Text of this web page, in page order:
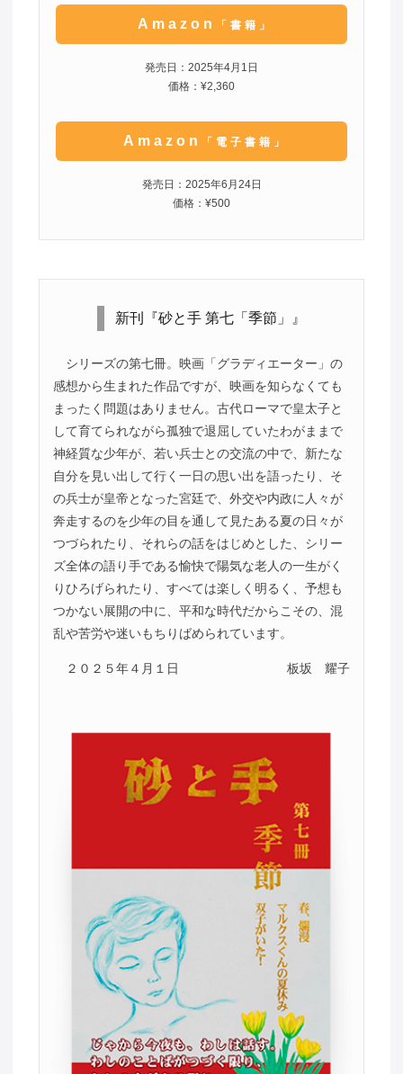
Amazon 「書籍」
発売日：2025年4月1日
価格：¥2,360
Amazon 「電子書籍」
発売日：2025年6月24日
価格：¥500
新刊『砂と手 第七「季節」』
シリーズの第七冊。映画「グラディエーター」の
感想から生まれた作品ですが、映画を知らなくても
まったく問題はありません。古代ローマで皇太子と
して育てられながら孤独で退屈していたわがままで
神経質な少年が、若い兵士との交流の中で、新たな
自分を見い出して行く一日の思い出を語ったり、そ
の兵士が皇帝となった宮廷で、外交や内政に人々が
奔走するのを少年の目を通して見たある夏の日々が
つづられたり、それらの話をはじめとした、シリー
ズ全体の語り手である愉快で陽気な老人の一生がく
りひろげられたり、すべては楽しく明るく、予想も
つかない展開の中に、平和な時代だからこその、混
乱や苦労や迷いもちりばめられています。
２０２５年４月１日 板坂 耀子